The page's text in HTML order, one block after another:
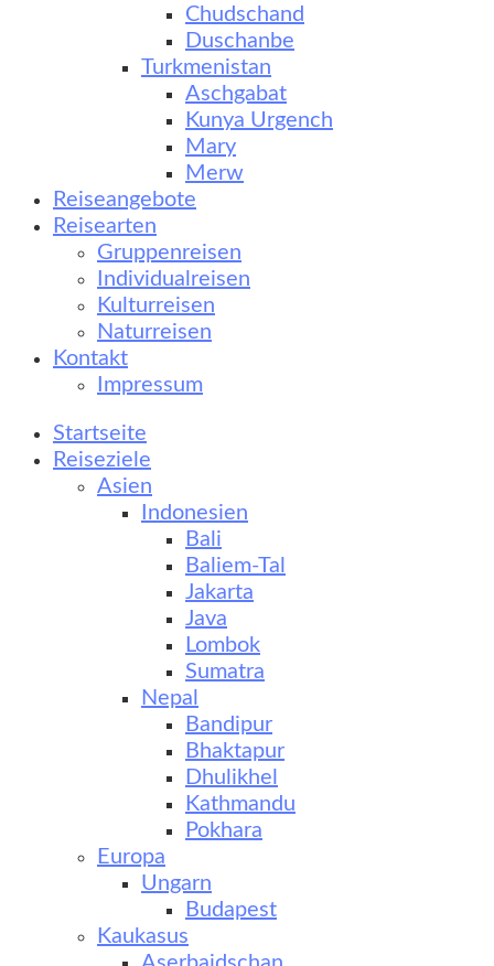
Chudschand
Duschanbe
Turkmenistan
Aschgabat
Kunya Urgench
Mary
Merw
Reiseangebote
Reisearten
Gruppenreisen
Individualreisen
Kulturreisen
Naturreisen
Kontakt
Impressum
Startseite
Reiseziele
Asien
Indonesien
Bali
Baliem-Tal
Jakarta
Java
Lombok
Sumatra
Nepal
Bandipur
Bhaktapur
Dhulikhel
Kathmandu
Pokhara
Europa
Ungarn
Budapest
Kaukasus